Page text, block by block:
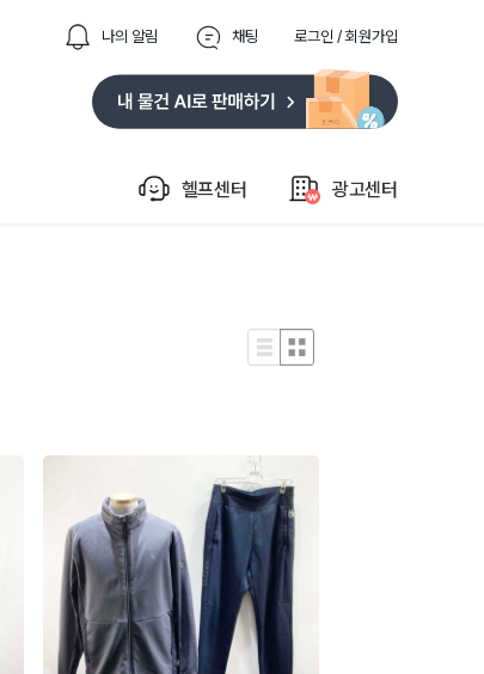
나의 알림 채팅 로그인 / 회원가입
헬프센터 광고센터